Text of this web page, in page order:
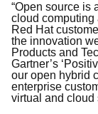
“Open source is
cloud computing
Red Hat
the innovation
Products and
Gartner’s
our open hybrid
enterprise
virtual and cloud